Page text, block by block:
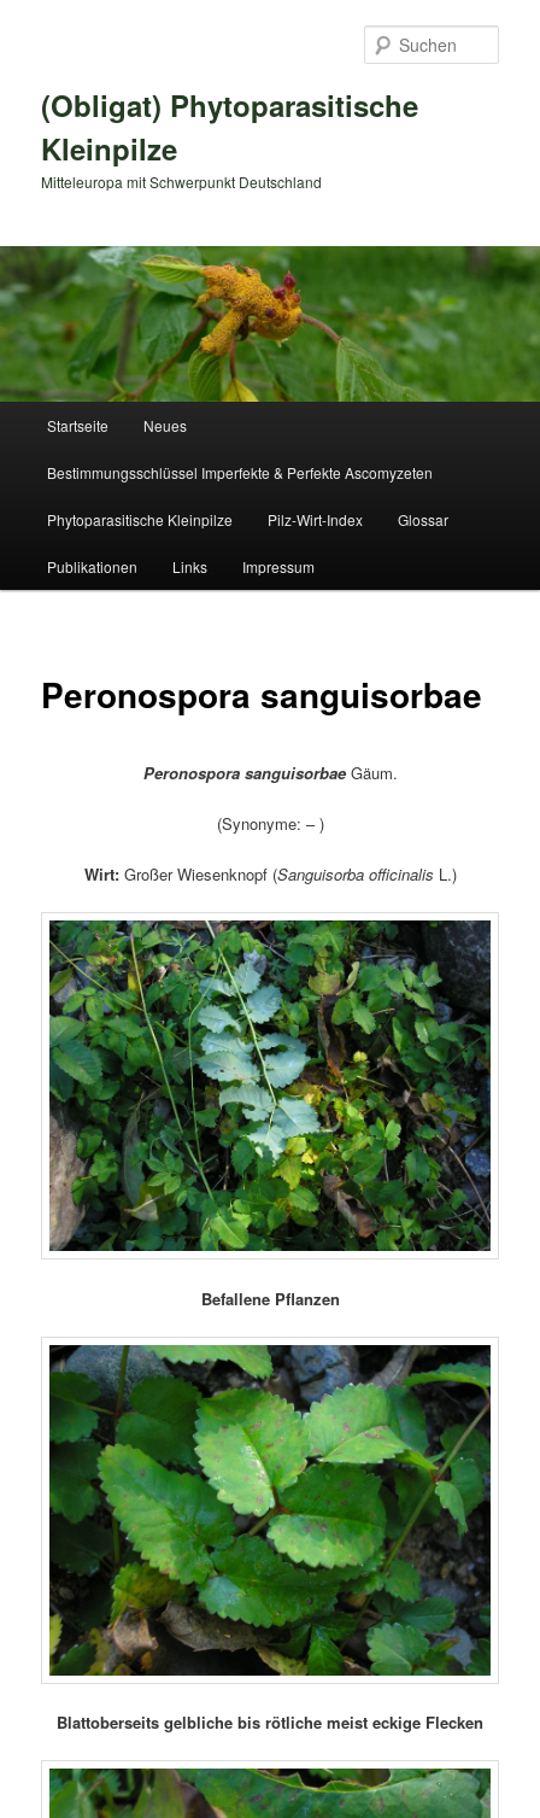
(Obligat) Phytoparasitische
Kleinpilze
Mitteleuropa mit Schwerpunkt Deutschland
Startseite Neues
Bestimmungsschlüssel Imperfekte & Perfekte Ascomyzeten
Phytoparasitische Kleinpilze Pilz-Wirt-Index Glossar
Publikationen Links Impressum
Peronospora sanguisorbae
Peronospora sanguisorbaeGäum.
(Synonyme: – )
Wirt:Großer Wiesenknopf (Sanguisorba officinalis L.)
Befallene Pflanzen
Blattoberseits gelbliche bis rötliche meist eckige Flecken